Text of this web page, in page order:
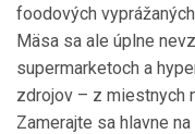
foodových
Mäsa sa ale úplne
supermarketoch a
zdrojov – z miestnych
Zamerajte sa hlavne